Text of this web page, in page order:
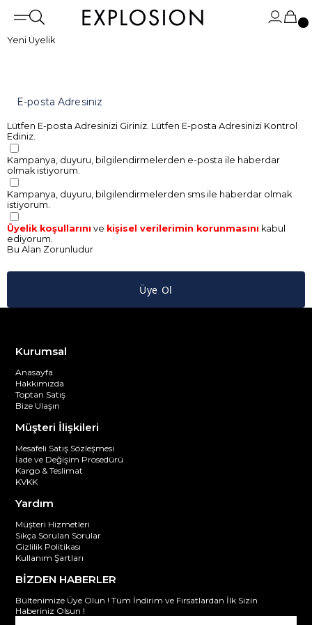
Yeni Üyelik
E-posta Adresiniz
Lütfen E-posta Adresinizi Giriniz. Lütfen E-posta Adresinizi Kontrol
Ediniz.
Kampanya, duyuru, bilgilendirmelerden e-posta ile haberdar
olmak istiyorum.
Kampanya, duyuru, bilgilendirmelerden sms ile haberdar olmak
istiyorum.
Üyelik koşullarını ve kişisel verilerimin korunmasını kabul
ediyorum.
Bu Alan Zorunludur
Üye Ol
Kurumsal
Anasayfa
Hakkımızda
Toptan Satış
Bize Ulaşın
Müşteri İlişkileri
Mesafeli Satış Sözleşmesi
İade ve Değişim Prosedürü
Kargo & Teslimat
KVKK
Yardım
Müşteri Hizmetleri
Sıkça Sorulan Sorular
Gizlilik Politikası
Kullanım Şartları
BİZDEN HABERLER
Bültenimize Üye Olun ! Tüm İndirim ve Fırsatlardan İlk Sizin
Haberiniz Olsun !